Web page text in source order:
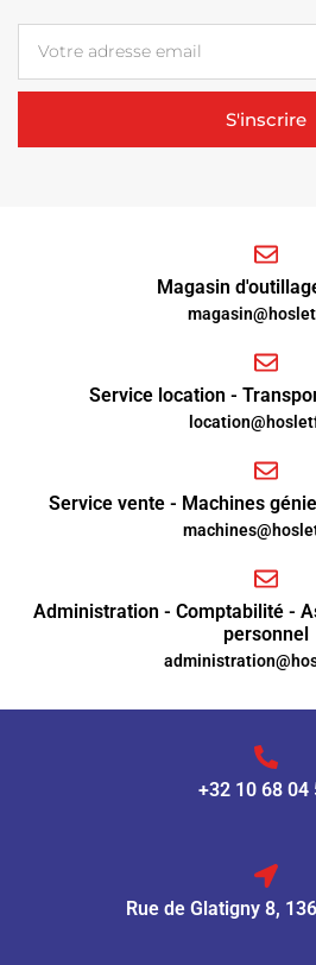
S'inscrire
Magasin
Service location -
Service vente - Machines
Administration - Comptabilité -
personnel
+32 10 68 04
Rue de Glatigny 8,